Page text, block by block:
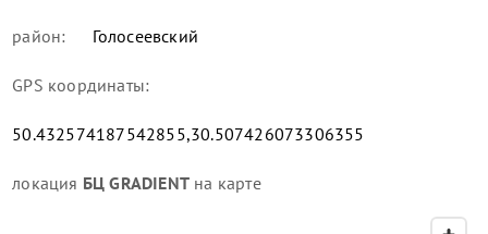
район: Голосеевский
GPS координаты:
50.432574187542855,30.507426073306355
локация БЦ GRADIENT на карте